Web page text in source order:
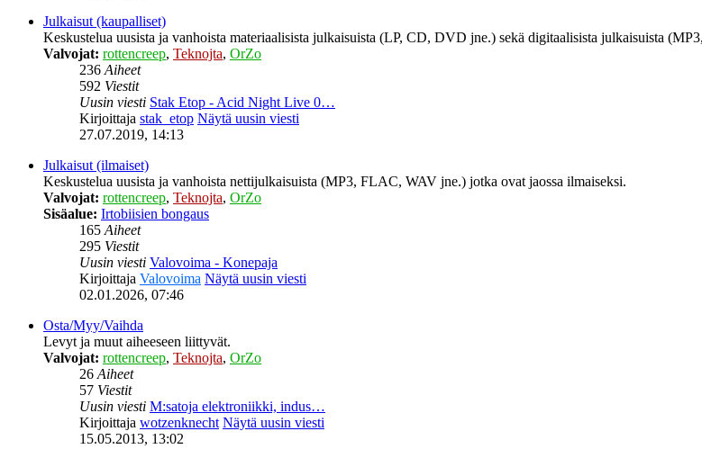
Julkaisut (kaupalliset)
Keskustelua uusista ja vanhoista materiaalisista julkaisuista (LP, CD, DVD jne.) sekä digitaalisista julkaisuista
Valvojat: rottencreep, Teknojta, OrZo
236Aiheet
592 Viestit
Uusin viesti Stak Etop - Acid Night Live 0…
Kirjoittaja stak_etop Näytä uusin viesti
27.07.2019, 14:13
Julkaisut (ilmaiset)
Keskustelua uusista ja vanhoista nettijulkaisuista (MP3, FLAC, WAV jne.) jotka ovat jaossa ilmaiseksi.
Valvojat: rottencreep, Teknojta, OrZo
Sisäalue: Irtobiisien bongaus
165Aiheet
295 Viestit
Uusin viesti Valovoima - Konepaja
Kirjoittaja Valovoima Näytä uusin viesti
02.01.2026, 07:46
Osta/Myy/Vaihda
Levyt ja muut aiheeseen liittyvät.
Valvojat: rottencreep, Teknojta, OrZo
26Aiheet
57 Viestit
Uusin viesti M:satoja elektroniikki, indus…
Kirjoittaja wotzenknecht Näytä uusin viesti
15.05.2013, 13:02